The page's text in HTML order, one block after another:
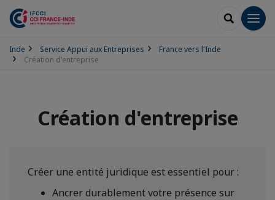
Inde Service Appui aux Entreprises
France vers l'Inde
Création d'entreprise
Création d'entreprise
Créer une entité juridique est essentiel pour :
Ancrer durablement votre présence sur